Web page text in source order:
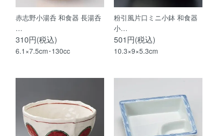
赤志野小湯呑 和食器 長湯呑
…
310円(税込)
6.1×7.5cm･130cc
粉引風片口ミニ小鉢 和食器
小…
501円(税込)
10.3×9×5.3cm